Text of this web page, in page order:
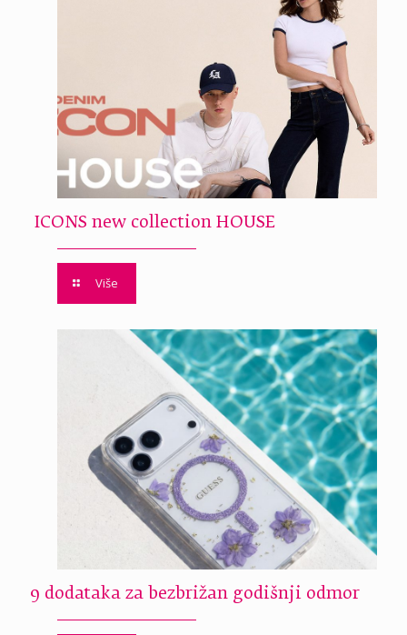
ICONS new collection HOUSE
Više
9 dodataka za bezbrižan godišnji odmor